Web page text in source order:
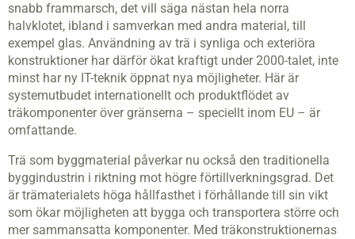
snabb frammarsch, det vill säga nästan hela norra
halvklotet, ibland i samverkan med andra material, till
exempel glas. Användning av trä i synliga och exteriöra
konstruktioner har därför ökat kraftigt under 2000-talet, inte
minst har ny IT-teknik öppnat nya möjligheter. Här är
systemutbudet internationellt och produktflödet av
träkomponenter över gränserna – speciellt inom EU – är
omfattande.
Trä som byggmaterial påverkar nu också den traditionella
byggindustrin i riktning mot högre förtillverkningsgrad. Det
är trämaterialets höga hållfasthet i förhållande till sin vikt
som ökar möjligheten att bygga och transportera större och
mer sammansatta komponenter. Med träkonstruktionernas